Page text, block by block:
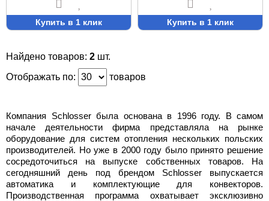
Купить в 1 клик Купить в 1 клик
Найдено товаров: 2 шт.
Отображать по:
товаров
Компания Schlosser была основана в 1996 году. В самом
начале деятельности фирма представляла на рынке
оборудование для систем отопления нескольких польских
производителей. Но уже в 2000 году было принято решение
сосредоточиться на выпуске собственных товаров. На
сегодняшний день под брендом Schlosser выпускается
автоматика и комплектующие для конвекторов.
Производственная программа охватывает эксклюзивно